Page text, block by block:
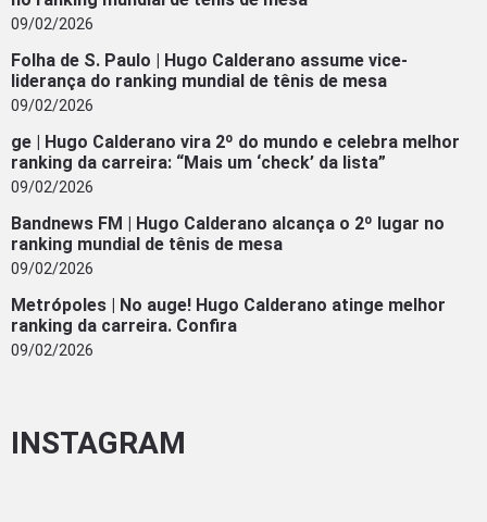
09/02/2026
Folha de S. Paulo | Hugo Calderano assume vice-
liderança do ranking mundial de tênis de mesa
09/02/2026
ge | Hugo Calderano vira 2º do mundo e celebra melhor
ranking da carreira: “Mais um ‘check’ da lista”
09/02/2026
Bandnews FM | Hugo Calderano alcança o 2º lugar no
ranking mundial de tênis de mesa
09/02/2026
Metrópoles | No auge! Hugo Calderano atinge melhor
ranking da carreira. Confira
09/02/2026
INSTAGRAM